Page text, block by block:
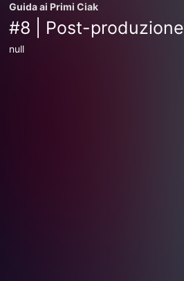
Guida ai Primi Ciak
#8 | Post-produzione
null